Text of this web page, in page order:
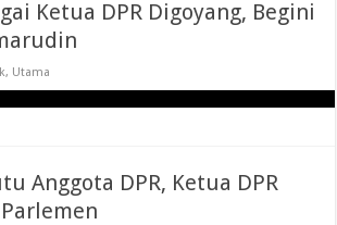
Ketua DPR Digoyang, Begini
, Utama
Anggota DPR, Ketua DPR